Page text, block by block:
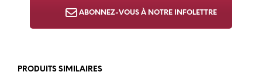
ABONNEZ-VOUS À NOTRE INFOLETTRE
PRODUITS SIMILAIRES